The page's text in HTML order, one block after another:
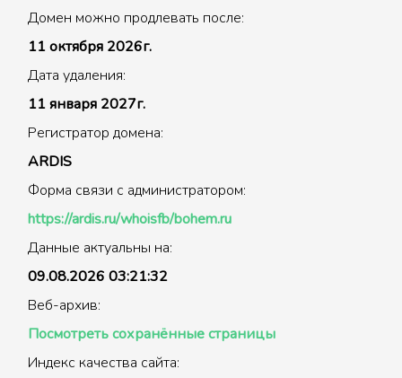
Домен можно продлевать после:
11 октября 2026г.
Дата удаления:
11 января 2027г.
Регистратор домена:
ARDIS
Форма связи с администратором:
https://ardis.ru/whoisfb/bohem.ru
Данные актуальны на:
09.08.2026 03:21:32
Веб-архив:
Посмотреть сохранённые страницы
Индекс качества сайта: